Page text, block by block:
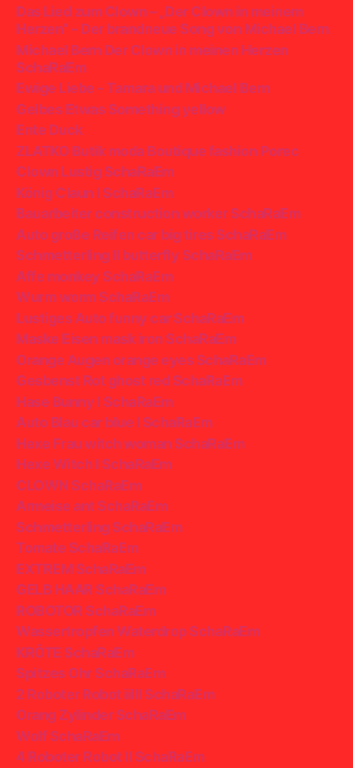
Das Lied zum Clown – „Der Clown in meinem
Herzen“ – Der brandneue Song von Michael Bern
Michael Bern Der Clown in meinen Herzen
SchaRaEm
Ewige Liebe – Tamara und Michael Bern
Gelbes Etwas Something yellow
Ente Duck
ZLATKO Butik moda Boutique fashion Porec
Clown Lustig SchaRaEm
König Claun I SchaRaEm
Bauarbeiter construction worker SchaRaEm
Auto große Reifen car big tires SchaRaEm
Schmetterling II butterfly SchaRaEm
Affe monkey SchaRaEm
Wurm worm SchaRaEm
Lustiges Auto funny car SchaRaEm
Maske Eisen mask iron SchaRaEm
Orange Augen orange eyes SchaRaEm
Gesbenst Rot ghost red SchaRaEm
Hase Bunny I SchaRaEm
Auto Blau car blue I SchaRaEm
Hexe Frau witch woman SchaRaEm
Hexe Witch I SchaRaEm
CLOWN SchaRaEm
Armeise ant SchaRaEm
Schmetterling SchaRaEm
Tomate SchaRaEm
EXTREM SchaRaEm
GELB HAAR SchaRaEm
ROBOTOR SchaRaEm
Wassertropfen Waterdrop SchaRaEm
KRÖTE SchaRaEm
Spitzes Ohr SchaRaEm
2 Roboter Robot iiIII SchaRaEm
Orang Zylinder SchaRaEm
Wolf SchaRaEm
4 Roboter Robot II SchaRaEm